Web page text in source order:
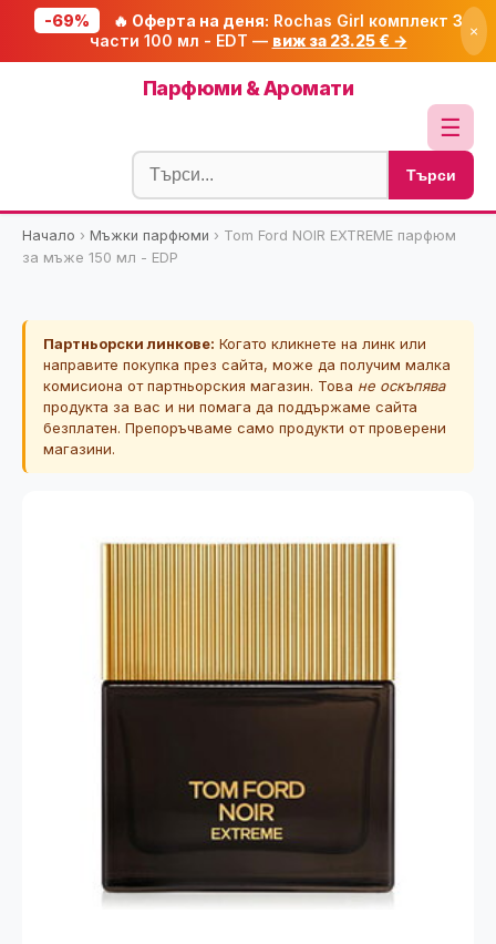
-69% 🔥 Оферта на деня: Rochas Girl комплект 3
части 100 мл - EDT — виж за 23.25 € → ×
Парфюми & Аромати
☰
Блог
🧮 Калкулатори
🔍 Намери продукт
🎟️ Купони
Търси
Начало › Мъжки парфюми › Tom Ford NOIR EXTREME парфюм
за мъже 150 мл - EDP
Партньорски линкове: Когато кликнете на линк или
направите покупка през сайта, може да получим малка
комисиона от партньорския магазин. Това не оскъпява
продукта за вас и ни помага да поддържаме сайта
безплатен. Препоръчваме само продукти от проверени
магазини.